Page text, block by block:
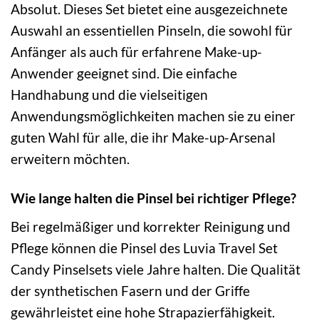
Absolut. Dieses Set bietet eine ausgezeichnete
Auswahl an essentiellen Pinseln, die sowohl für
Anfänger als auch für erfahrene Make-up-
Anwender geeignet sind. Die einfache
Handhabung und die vielseitigen
Anwendungsmöglichkeiten machen sie zu einer
guten Wahl für alle, die ihr Make-up-Arsenal
erweitern möchten.
Wie lange halten die Pinsel bei richtiger Pflege?
Bei regelmäßiger und korrekter Reinigung und
Pflege können die Pinsel des Luvia Travel Set
Candy Pinselsets viele Jahre halten. Die Qualität
der synthetischen Fasern und der Griffe
gewährleistet eine hohe Strapazierfähigkeit.